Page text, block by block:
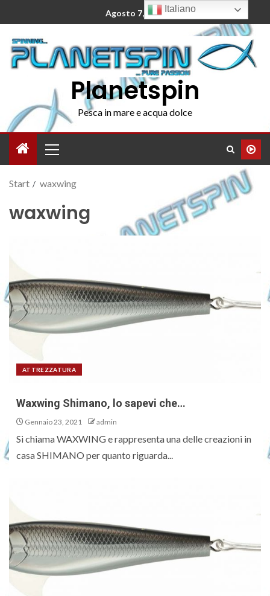
Agosto 7, 2026
Planetspin
Pesca in mare e acqua dolce
Start waxwing
waxwing
ATTREZZATURA
Waxwing Shimano, lo sapevi che…
Gennaio 23, 2021 admin
Si chiama WAXWING e rappresenta una delle creazioni in
casa SHIMANO per quanto riguarda...
Italiano